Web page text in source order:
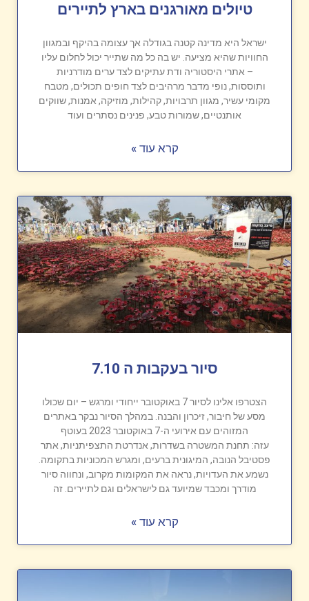
טיולים מאורגנים בארץ לתיירים
ישראל היא מדינה קטנה בגודלה אך עצומה בהיקף ובמגוון
החוויות שהיא מציעה. יש בה כל מה שתייר יכול לחלום עליו
– אתרי היסטוריה ודת עתיקים לצד ערים מודרניות
ותוססות, נופי מדבר מרהיבים לצד חופים תכולים, מטבח
מקומי עשיר, מגוון תרבויות, קהילות, מוזיקה, אמנות, שווקים
אותנטיים, שמורות טבע, פנינים נסתרים ועוד
קרא עוד »
סיור בעקבות ה 7.10
הצטרפו אלינו לסיור 7 באוקטובר ייחודי ומרגש – יום שכולו
מסע של חיבור, זיכרון והבנה. במהלך הסיור נבקר באתרים
המזוהים עם אירועי ה-7 באוקטובר 2023 בעוטף
עזה: תחנת המשטרה בשדרות, אנדרטת התצפיתניות, אתר
פסטיבל הנובה, המיגונית ברעים, ומגרש המכוניות בתקומה.
נשמע את העדויות, נראה את המקומות מקרוב, ונחווה סיור
מודרך ומכבד שמיועד גם לישראלים וגם לתיירים. זה
קרא עוד »